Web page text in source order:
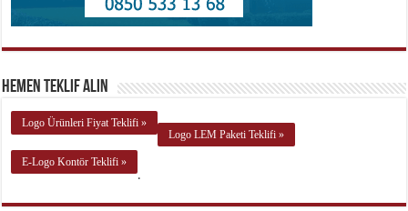
Hemen Teklif Alın
Logo Ürünleri Fiyat Teklifi »
Logo LEM Paketi Teklifi »
E-Logo Kontör Teklifi »
.